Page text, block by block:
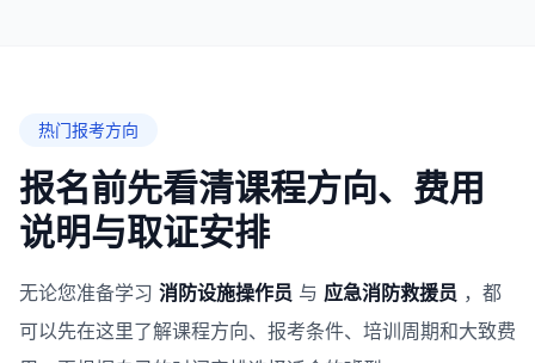
热门报考方向
报名前先看清课程方向、费用
说明与取证安排
无论您准备学习 消防设施操作员 与 应急消防救援员 ，都
可以先在这里了解课程方向、报考条件、培训周期和大致费